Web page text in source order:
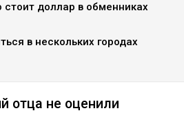
стоит доллар в обменниках
в нескольких городах
отца не оценили